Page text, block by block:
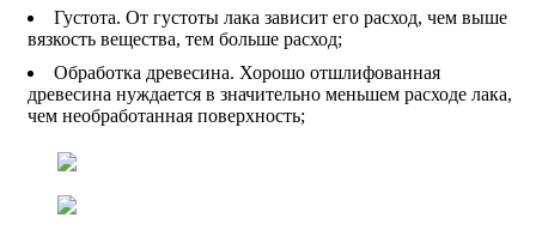
Густота. От густоты лака зависит его расход, чем выше
вязкость вещества, тем больше расход;
Обработка древесина. Хорошо отшлифованная
древесина нуждается в значительно меньшем расходе лака,
чем необработанная поверхность;